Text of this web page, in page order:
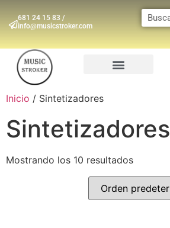
681 24 15 83 /
info@musicstroker.com
Inicio / Sintetizadores
Sintetizadores
Mostrando los 10 resultados